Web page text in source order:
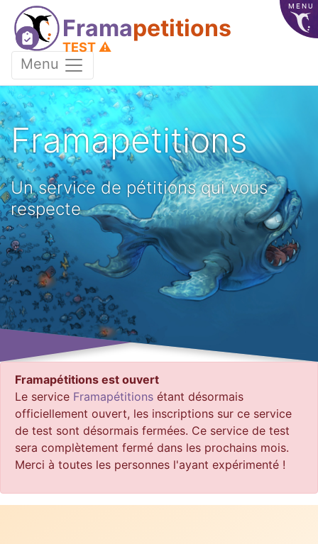
MENU
Framapetitions
TEST ⚠️
Menu
Framapetitions
Un service de pétitions qui vous
respecte
Framapétitions est ouvert
Le service Framapétitions étant désormais
officiellement ouvert, les inscriptions sur ce service
de test sont désormais fermées. Ce service de test
sera complètement fermé dans les prochains mois.
Merci à toutes les personnes l'ayant expérimenté !